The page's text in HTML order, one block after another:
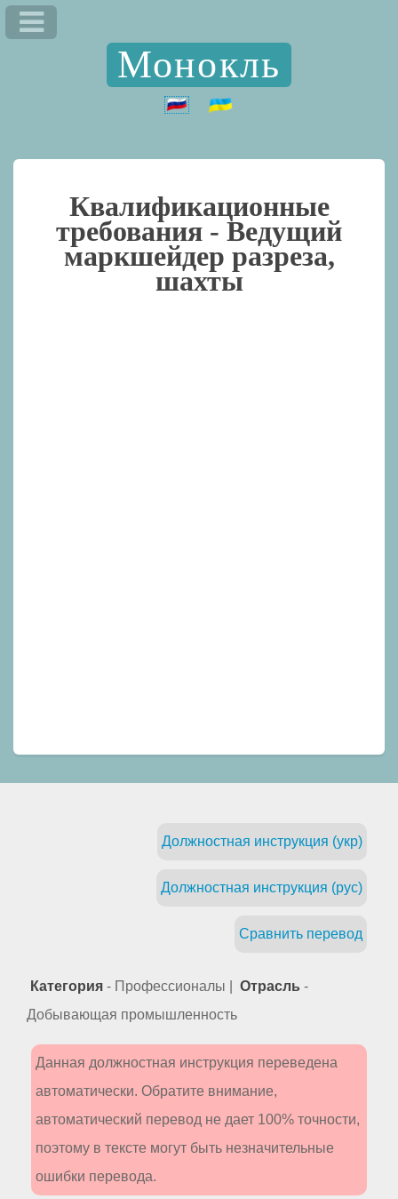
Монокль
Квалификационные
требования - Ведущий
маркшейдер разреза,
шахты
Должностная инструкция (укр)
Должностная инструкция (рус)
Сравнить перевод
Категория - Профессионалы | Отрасль -
Добывающая промышленность
Данная должностная инструкция переведена
автоматически. Обратите внимание,
автоматический перевод не дает 100% точности,
поэтому в тексте могут быть незначительные
ошибки перевода.